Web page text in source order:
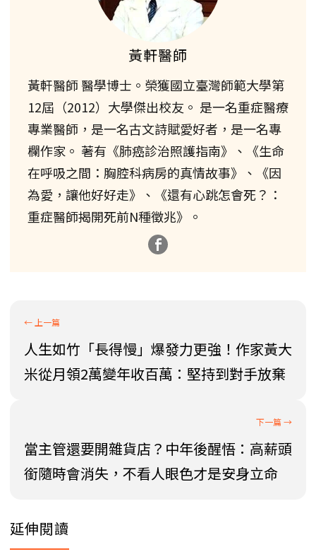
黃軒醫師
黃軒醫師 醫學博士。榮獲國立臺灣師範大學第
12屆（2012）大學傑出校友。 是一名重症醫療
專業醫師，是一名古文詩賦愛好者，是一名專
欄作家。 著有《肺癌診治照護指南》、《生命
在呼吸之間：胸腔科病房的真情故事》、《因
為愛，讓他好好走》、《還有心跳怎會死？：
重症醫師揭開死前N種徵兆》。
人生如竹「長得慢」爆發力更強！作家黃大
米從月領2萬變年收百萬：堅持到對手放棄
當主管還要開雜貨店？中年後醒悟：高薪頭
銜隨時會消失，不看人眼色才是安身立命
延伸閱讀